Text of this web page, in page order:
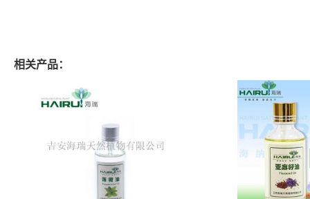
相关产品：